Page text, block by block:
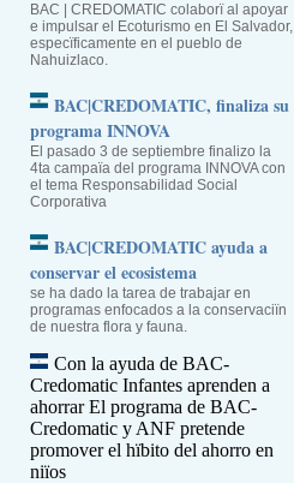
BAC | CREDOMATIC colaborï al apoyar
e impulsar el Ecoturismo en El Salvador,
especïficamente en el pueblo de
Nahuizlaco.
BAC|CREDOMATIC, finaliza su
programa INNOVA
El pasado 3 de septiembre finalizo la
4ta campaïa del programa INNOVA con
el tema Responsabilidad Social
Corporativa
BAC|CREDOMATIC ayuda a
conservar el ecosistema
se ha dado la tarea de trabajar en
programas enfocados a la conservaciïn
de nuestra flora y fauna.
Con la ayuda de BAC-
Credomatic Infantes aprenden a
ahorrarEl programa de BAC-
Credomatic y ANF pretende
promover el hïbito del ahorro en
niïos